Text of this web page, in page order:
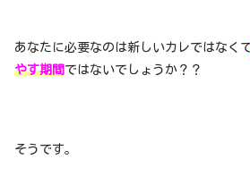
あなたに必要なのは新しいカレではなく
やす期間ではないでしょうか？？
そうです。